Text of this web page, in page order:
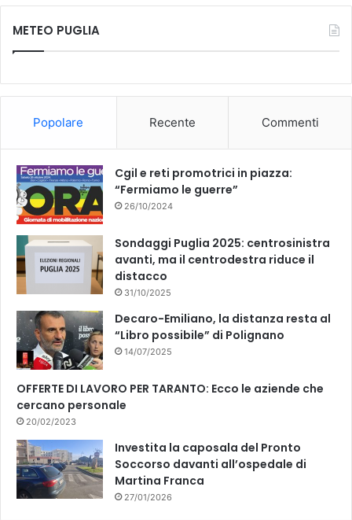
c
k
u
METEO PUGLIA
Popolare Recente Commenti
Cgil e reti promotrici in piazza:
“Fermiamo le guerre”
26/10/2024
Sondaggi Puglia 2025: centrosinistra
avanti, ma il centrodestra riduce il
distacco
31/10/2025
Decaro-Emiliano, la distanza resta al
“Libro possibile” di Polignano
14/07/2025
OFFERTE DI LAVORO PER TARANTO: Ecco le aziende che
cercano personale
20/02/2023
Investita la caposala del Pronto
Soccorso davanti all’ospedale di
Martina Franca
27/01/2026